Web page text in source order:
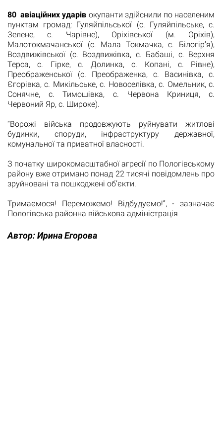
80 авіаційних ударів окупанти здійснили по населеним
пунктам громад: Гуляйпільської (с. Гуляйпільське, с.
Зелене, с. Чарівне), Оріхівської (м. Оріхів),
Малотокмачанської (с. Мала Токмачка, с. Білогір’я),
Воздвижівської (с. Воздвижівка, с. Бабаші, с. Верхня
Терса, с. Гірке, с. Долинка, с. Копані, с. Рівне),
Преображенської (с. Преображенка, с. Васинівка, с.
Єгорівка, с. Микільське, с. Новоселівка, с. Омельник, с.
Сонячне, с. Тимошівка, с. Червона Криниця, с.
Червоний Яр, с. Широке).
“Ворожі війська продовжують руйнувати житлові
будинки, споруди, інфраструктуру державної,
комунальної та приватної власності.
З початку широкомасштабної агресії по Пологівському
району вже отримано понад 22 тисячі повідомлень про
зруйновані та пошкоджені об’єкти.
Тримаємося! Переможемо! Відбудуємо!”, - зазначає
Пологівська районна військова адміністрація
Автор:Ирина Егорова